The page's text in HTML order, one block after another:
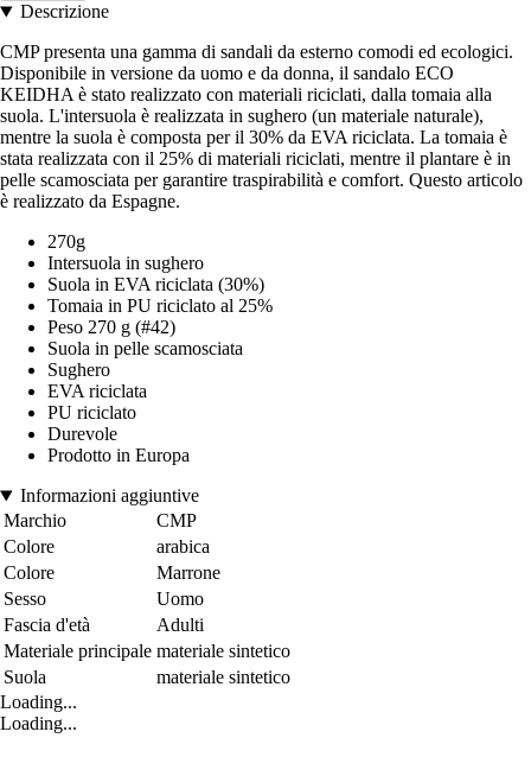
Descrizione
CMP presenta una gamma di sandali da esterno comodi ed ecologici.
Disponibile in versione da uomo e da donna, il sandalo ECO
KEIDHA è stato realizzato con materiali riciclati, dalla tomaia alla
suola. L'intersuola è realizzata in sughero (un materiale naturale),
mentre la suola è composta per il 30% da EVA riciclata. La tomaia è
stata realizzata con il 25% di materiali riciclati, mentre il plantare è in
pelle scamosciata per garantire traspirabilità e comfort. Questo articolo
è realizzato da Espagne.
270g
Intersuola in sughero
Suola in EVA riciclata (30%)
Tomaia in PU riciclato al 25%
Peso 270 g (#42)
Suola in pelle scamosciata
Sughero
EVA riciclata
PU riciclato
Durevole
Prodotto in Europa
Informazioni aggiuntive
Marchio
CMP
Colore
arabica
Colore
Marrone
Sesso
Uomo
Fascia d'età
Adulti
Materiale principale materiale sintetico
Suola
materiale sintetico
Loading...
Loading...